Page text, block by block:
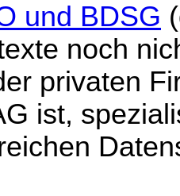
und BDSG
noch
privaten
ist,